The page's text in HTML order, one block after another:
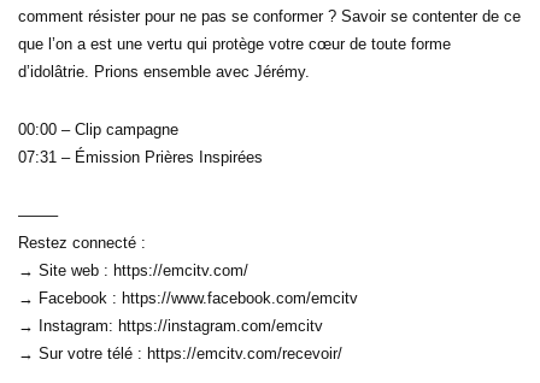
comment résister pour ne pas se conformer ? Savoir se contenter de ce
que l’on a est une vertu qui protège votre cœur de toute forme
d’idolâtrie. Prions ensemble avec Jérémy.
00:00 – Clip campagne
07:31 – Émission Prières Inspirées
——–
Restez connecté :
→ Site web : https://emcitv.com/
→ Facebook : https://www.facebook.com/emcitv
→ Instagram: https://instagram.com/emcitv
→ Sur votre télé : https://emcitv.com/recevoir/